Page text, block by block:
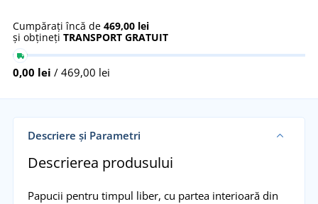
Cumpărați încă de 469,00 lei
și obțineți TRANSPORT GRATUIT
0,00 lei / 469,00 lei
Descriere și Parametri
Descrierea produsului
Papucii pentru timpul liber, cu partea interioară din